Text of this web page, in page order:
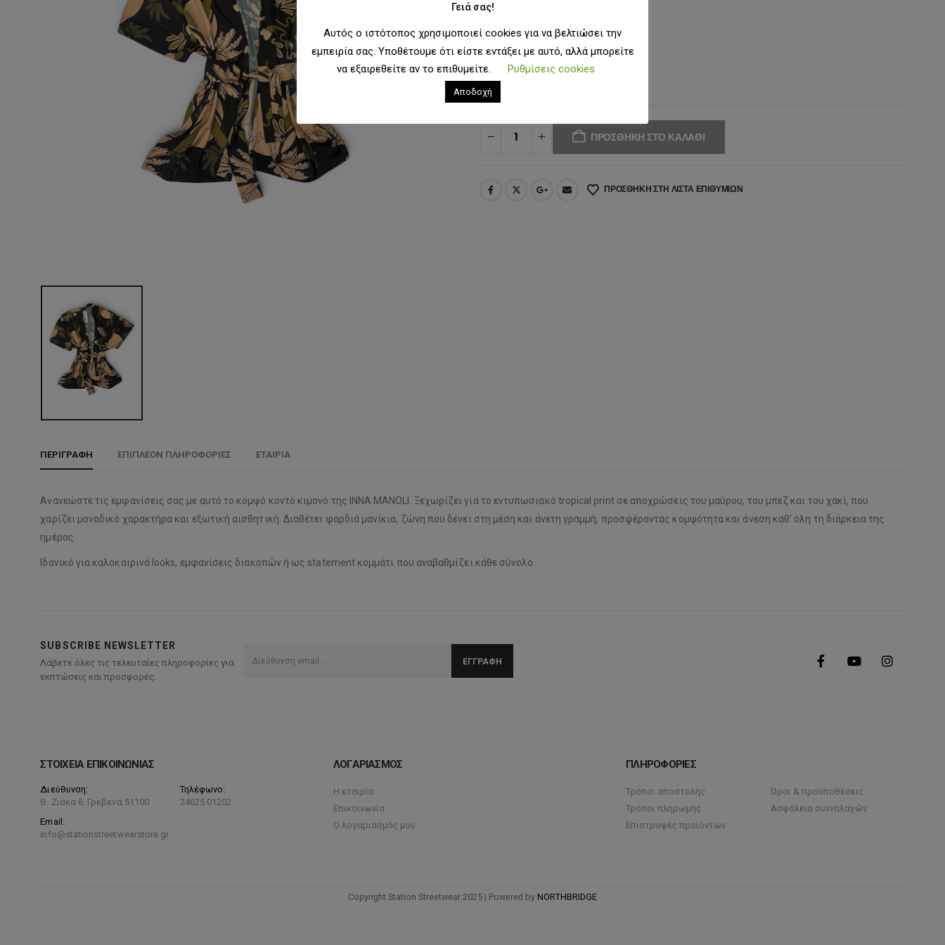
Κωδικός προϊόντος:
Κατηγορίες:
Φορέματα
Ετικέτες:
inna manoli women
ΠΡΟΣΘΉΚΗ ΣΤΟ ΚΑΛΆΘΙ
ΠΡΟΣΘΉΚΗ ΣΤΗ ΛΊΣΤΑ ΕΠΙΘΥΜΙΏΝ
ΠΕΡΙΓΡΑΦΉ ΕΠΙΠΛΈΟΝ ΠΛΗΡΟΦΟΡΊΕΣ ΕΤΑΙΡΊΑ
Ανανεώστε τις εμφανίσεις σας με αυτό το κομψό κοντό κιμονό της INNA MANOLI. Ξεχωρίζει για το εντυπωσιακό tropical print σε αποχρώσεις του μαύρου, του μπεζ και του χακί, που
χαρίζει μοναδικό χαρακτήρα και εξωτική αισθητική. Διαθέτει φαρδιά μανίκια, ζώνη που δένει στη μέση και άνετη γραμμή, προσφέροντας κομψότητα και άνεση καθ’ όλη τη διάρκεια της
ημέρας.
Ιδανικό για καλοκαιρινά looks, εμφανίσεις διακοπών ή ως statement κομμάτι που αναβαθμίζει κάθε σύνολο.
SUBSCRIBE NEWSLETTER
Λάβετε όλες τις τελευταίες πληροφορίες για
εκπτώσεις και προσφορές.
ΣΤΟΙΧΕΙΑ ΕΠΙΚΟΙΝΩΝΙΑΣ
Διεύθυνση:
Θ. Ζιάκα 6, Γρεβενά 51100
Τηλέφωνο:
24625 01202
Email:
info@stationstreetwearstore.gr
ΛΟΓΑΡΙΑΣΜΟΣ
Η εταιρία
Επικοινωνία
Ο λογαριασμός μου
ΠΛΗΡΟΦΟΡΙΕΣ
Τρόποι αποστολής
Τρόποι πληρωμής
Επιστροφές προϊόντων
Όροι & προϋποθέσεις
Ασφάλεια συνναλαγών
Copyright Station Streetwear 2025 | Powered by NORTHBRIDGE
Γειά σας!
Αυτός ο ιστότοπος χρησιμοποιεί cookies για να βελτιώσει την
εμπειρία σας. Υποθέτουμε ότι είστε εντάξει με αυτό, αλλά μπορείτε
να εξαιρεθείτε αν το επιθυμείτε.
Ρυθμίσεις cookies
Αποδοχή